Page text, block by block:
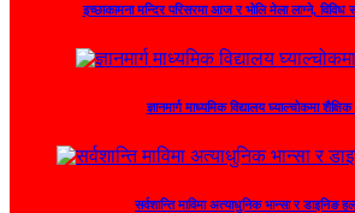
इच्छाकामना मन्दिर परिसरमा आज र भोलि मेला लाग्ने,
ज्ञानमार्ग माध्यमिक विद्यालय घ्याल्चोकमा
सर्वशान्ति माविमा अत्याधुनिक भान्सा र डाइनिङ